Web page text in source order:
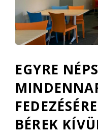
EGYRE
BÉREK